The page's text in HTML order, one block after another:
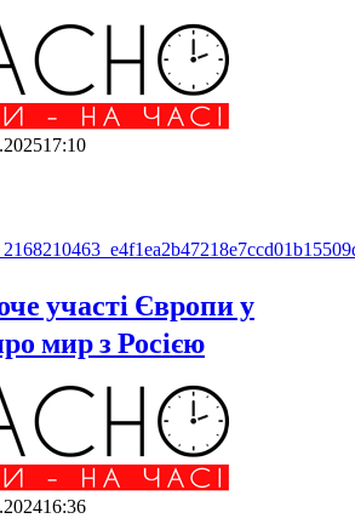
17:10
участі Європи у
мир з Росією
16:36